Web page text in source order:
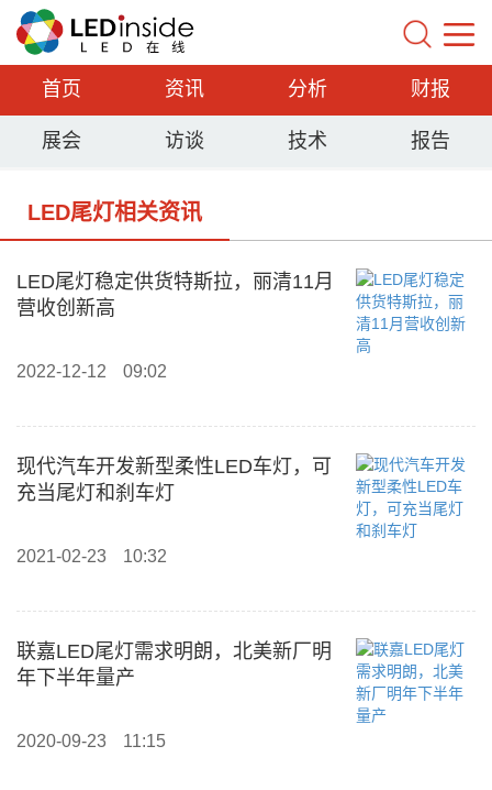
首页 资讯 分析 财报
展会 访谈 技术 报告
LED尾灯相关资讯
LED尾灯稳定供货特斯拉，丽清11月
营收创新高
2022-12-12 09:02
现代汽车开发新型柔性LED车灯，可
充当尾灯和刹车灯
2021-02-23 10:32
联嘉LED尾灯需求明朗，北美新厂明
年下半年量产
2020-09-23 11:15